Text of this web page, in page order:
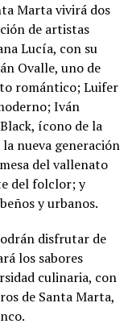
Marta vivirá dos
de artistas
Lucía, con su
Ovalle, uno de
romántico; Luifer
Iván
ícono de la
nueva generación
del vallenato
del folclor; y
y urbanos.
disfrutar de
los sabores
culinaria, con
de Santa Marta,